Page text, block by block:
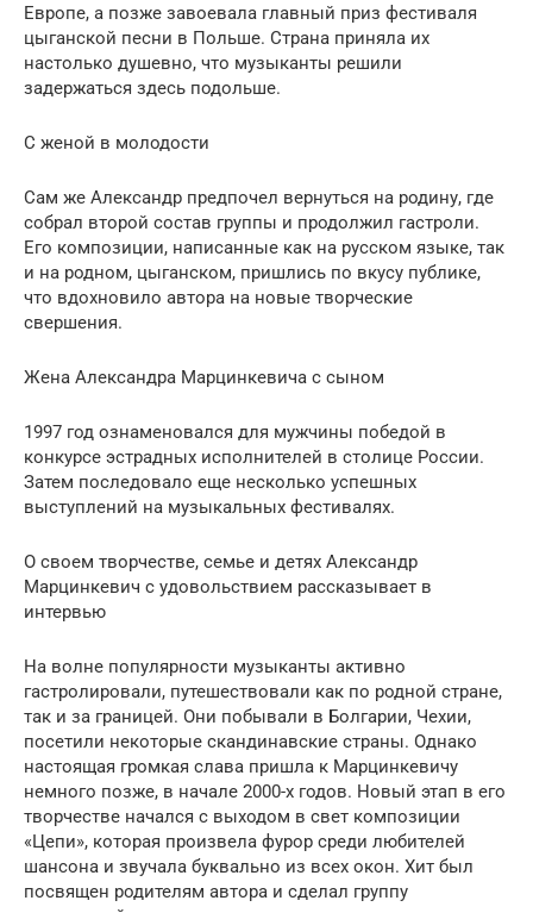
Европе, а позже завоевала главный приз фестиваля
цыганской песни в Польше. Страна приняла их
настолько душевно, что музыканты решили
задержаться здесь подольше.
С женой в молодости
Сам же Александр предпочел вернуться на родину, где
собрал второй состав группы и продолжил гастроли.
Его композиции, написанные как на русском языке, так
и на родном, цыганском, пришлись по вкусу публике,
что вдохновило автора на новые творческие
свершения.
Жена Александра Марцинкевича с сыном
1997 год ознаменовался для мужчины победой в
конкурсе эстрадных исполнителей в столице России.
Затем последовало еще несколько успешных
выступлений на музыкальных фестивалях.
О своем творчестве, семье и детях Александр
Марцинкевич с удовольствием рассказывает в
интервью
На волне популярности музыканты активно
гастролировали, путешествовали как по родной стране,
так и за границей. Они побывали в Болгарии, Чехии,
посетили некоторые скандинавские страны. Однако
настоящая громкая слава пришла к Марцинкевичу
немного позже, в начале 2000-х годов. Новый этап в его
творчестве начался с выходом в свет композиции
«Цепи», которая произвела фурор среди любителей
шансона и звучала буквально из всех окон. Хит был
посвящен родителям автора и сделал группу